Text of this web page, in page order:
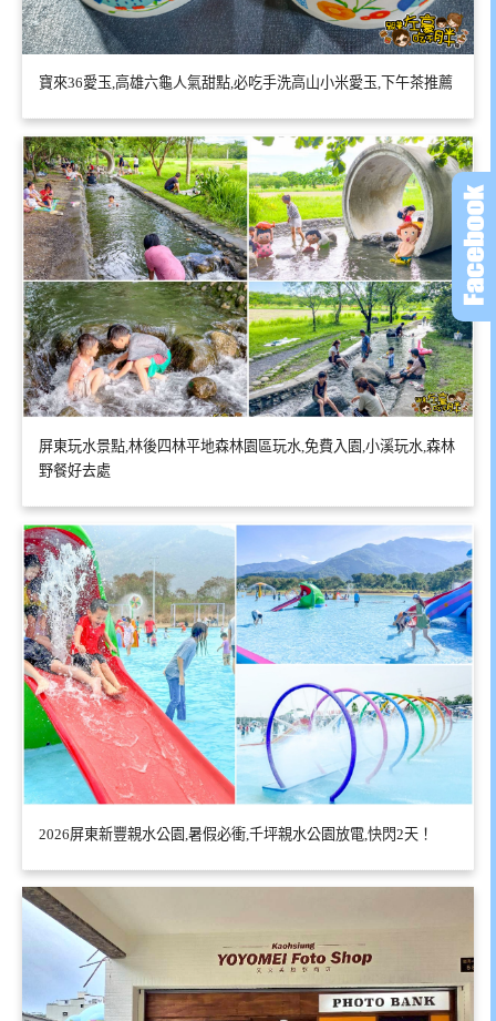
寶來36愛玉,高雄六龜人氣甜點,必吃手洗高山小米愛玉,下午茶推薦
屏東玩水景點,林後四林平地森林園區玩水,免費入園,小溪玩水,森林
野餐好去處
2026屏東新豐親水公園,暑假必衝,千坪親水公園放電,快閃2天！